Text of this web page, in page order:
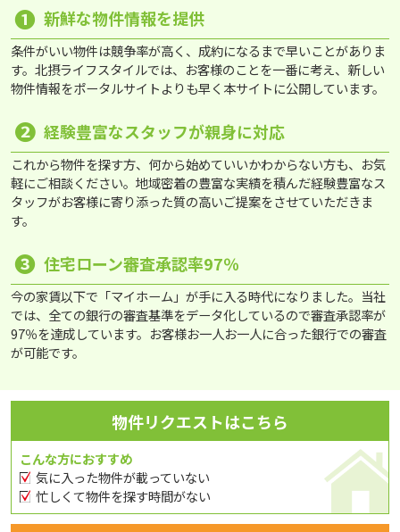
❶ 新鮮な物件情報を提供
条件がいい物件は競争率が高く、成約になるまで早いことがありま
す。北摂ライフスタイルでは、お客様のことを一番に考え、新しい
物件情報をポータルサイトよりも早く本サイトに公開しています。
❷ 経験豊富なスタッフが親身に対応
これから物件を探す方、何から始めていいかわからない方も、お気
軽にご相談ください。地域密着の豊富な実績を積んだ経験豊富なス
タッフがお客様に寄り添った質の高いご提案をさせていただきま
す。
❸ 住宅ローン審査承認率97％
今の家賃以下で「マイホーム」が手に入る時代になりました。当社
では、全ての銀行の審査基準をデータ化しているので審査承認率が
97％を達成しています。お客様お一人お一人に合った銀行での審査
が可能です。
物件リクエストはこちら
こんな方におすすめ
気に入った物件が載っていない
忙しくて物件を探す時間がない